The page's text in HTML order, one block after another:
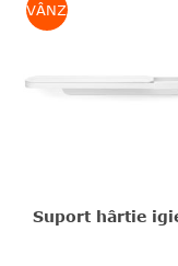
VÂNZARE